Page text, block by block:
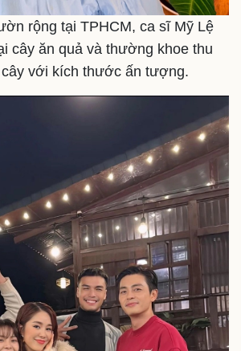
rộng tại TPHCM, ca sĩ Mỹ Lệ
cây ăn quả và thường khoe thu
cây với kích thước ấn tượng.